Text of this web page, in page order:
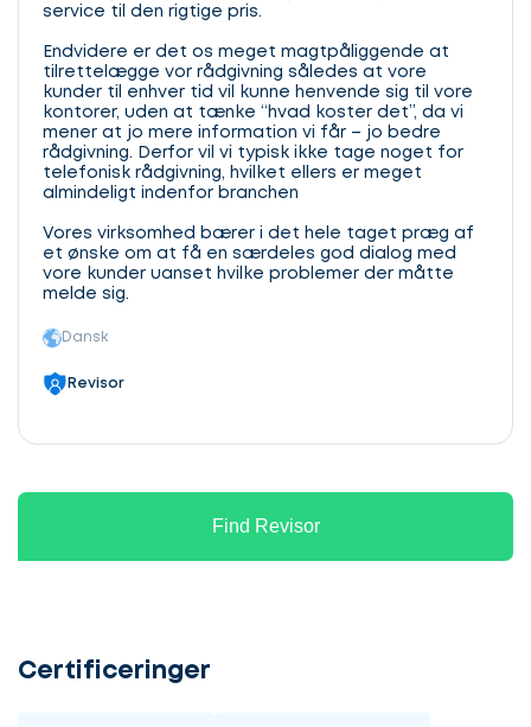
service til den rigtige pris.
Endvidere er det os meget magtpåliggende at
tilrettelægge vor rådgivning således at vore
kunder til enhver tid vil kunne henvende sig til vore
kontorer, uden at tænke “hvad koster det”, da vi
mener at jo mere information vi får – jo bedre
rådgivning. Derfor vil vi typisk ikke tage noget for
telefonisk rådgivning, hvilket ellers er meget
almindeligt indenfor branchen
Vores virksomhed bærer i det hele taget præg af
et ønske om at få en særdeles god dialog med
vore kunder uanset hvilke problemer der måtte
melde sig.
Dansk
Revisor
Find Revisor
Certificeringer